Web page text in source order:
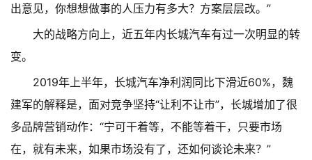
出意见，你想想做事的人压力有多大？方案层层改。”
大的战略方向上，近五年内长城汽车有过一次明显的转
变。
2019年上半年，长城汽车净利润同比下滑近60%，魏
建军的解释是，面对竞争坚持“让利不让市”，长城增加了很
多品牌营销动作：“宁可干着等，不能等着干，只要市场
在，就有未来，如果市场没有了，还如何谈论未来？”